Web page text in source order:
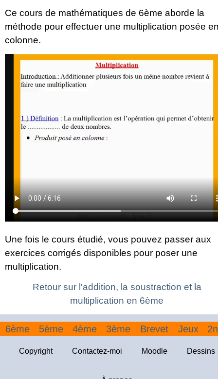
Ce cours de mathématiques de 6ème aborde la
méthode pour effectuer une multiplication posée
colonne.
Une fois le cours étudié, vous pouvez passer aux
exercices corrigés disponibles pour poser une
multiplication.
Retour sur l'addition, la soustraction et la
multiplication en 6ème
6ème 5ème 4ème 3ème Brevet Jeux
Copyright Contactez-moi Moodle Dessins